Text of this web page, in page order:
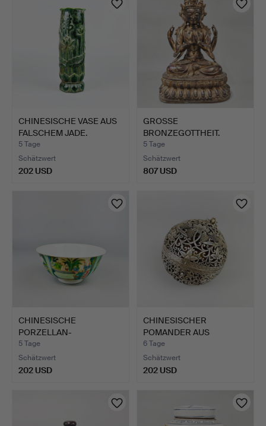
CHINESISCHE VASE AUS
FALSCHEM JADE.
5 Tage
Schätzwert
202 USD
GROSSE
BRONZEGOTTHEIT.
5 Tage
Schätzwert
807 USD
CHINESISCHE
PORZELLAN-
REISSCHALE.
5 Tage
Schätzwert
202 USD
CHINESISCHER
POMANDER AUS
WEISSMETALL.
6 Tage
Schätzwert
202 USD